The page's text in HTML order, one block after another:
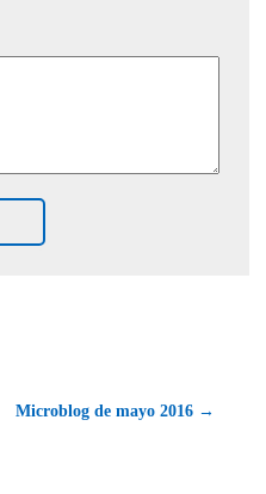
Microblog de mayo 2016 →